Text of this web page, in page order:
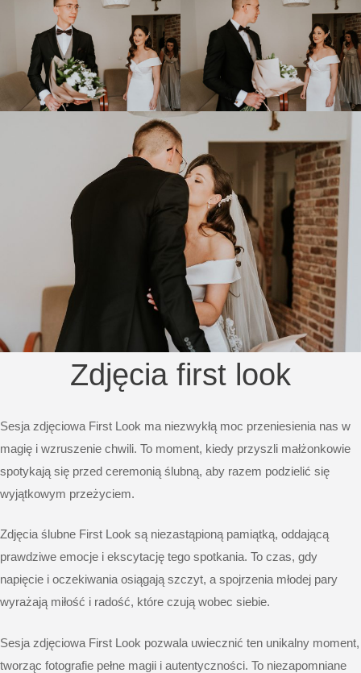
Zdjęcia first look
Sesja zdjęciowa First Look ma niezwykłą moc przeniesienia nas w
magię i wzruszenie chwili. To moment, kiedy przyszli małżonkowie
spotykają się przed ceremonią ślubną, aby razem podzielić się
wyjątkowym przeżyciem.
Zdjęcia ślubne First Look są niezastąpioną pamiątką, oddającą
prawdziwe emocje i ekscytację tego spotkania. To czas, gdy
napięcie i oczekiwania osiągają szczyt, a spojrzenia młodej pary
wyrażają miłość i radość, które czują wobec siebie.
Sesja zdjęciowa First Look pozwala uwiecznić ten unikalny moment,
tworząc fotografie pełne magii i autentyczności. To niezapomniane